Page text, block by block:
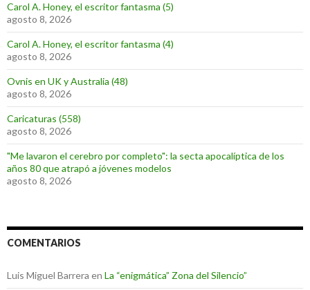
Carol A. Honey, el escritor fantasma (5)
agosto 8, 2026
Carol A. Honey, el escritor fantasma (4)
agosto 8, 2026
Ovnis en UK y Australia (48)
agosto 8, 2026
Caricaturas (558)
agosto 8, 2026
"Me lavaron el cerebro por completo": la secta apocalíptica de los
años 80 que atrapó a jóvenes modelos
agosto 8, 2026
COMENTARIOS
Luis Miguel Barrera en La “enigmática” Zona del Silencio”